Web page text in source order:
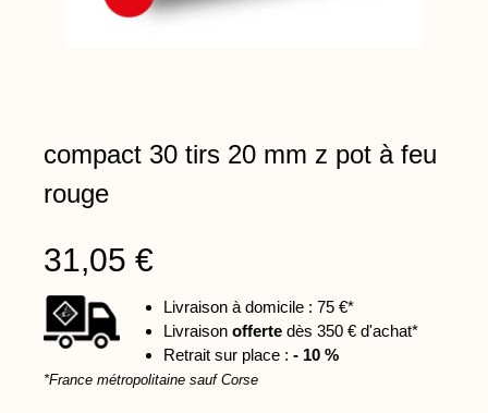
compact 30 tirs 20 mm z pot à feu
rouge
31,05 €
Livraison à domicile : 75 €*
Livraison offerte dès 350 € d'achat*
Retrait sur place : - 10 %
*France métropolitaine sauf Corse